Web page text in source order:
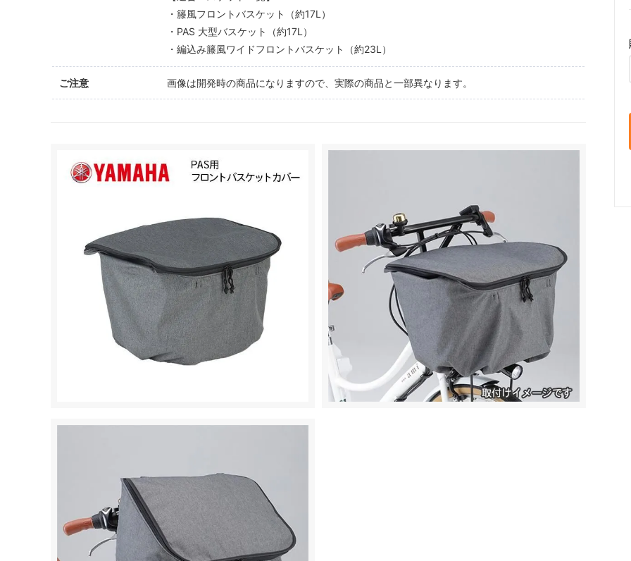
・籐風フロントバスケット（約17L）
・PAS 大型バスケット（約17L）
・編込み籐風ワイドフロントバスケット（約23L）
ご注意 画像は開発時の商品になりますので、実際の商品と一部異なります。